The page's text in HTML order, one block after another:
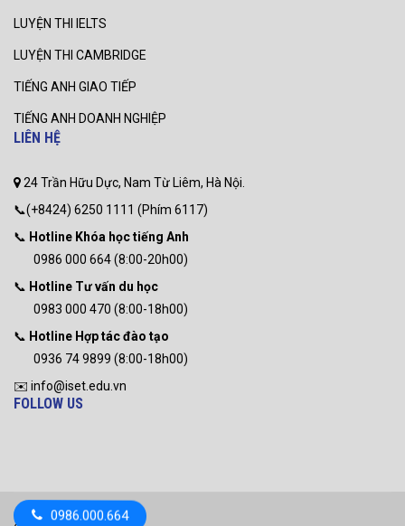
LUYỆN THI IELTS
LUYỆN THI CAMBRIDGE
TIẾNG ANH GIAO TIẾP
TIẾNG ANH DOANH NGHIỆP
LIÊN HỆ
24 Trần Hữu Dực, Nam Từ Liêm, Hà Nội.
📞(+8424) 6250 1111 (Phím 6117)
📞 Hotline Khóa học tiếng Anh
0986 000 664 (8:00-20h00)
📞 Hotline Tư vấn du học
0983 000 470 (8:00-18h00)
📞 Hotline Hợp tác đào tạo
0936 74 9899 (8:00-18h00)
✉️ info@iset.edu.vn
FOLLOW US
0986.000.664